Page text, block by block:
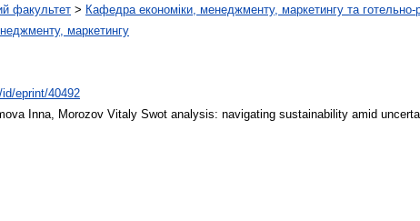
факультет > Кафедра економіки, менеджменту, маркетингу та готельно-
маркетингу
eprint/40492
Inna, Morozov Vitaly Swot analysis: navigating sustainability amid